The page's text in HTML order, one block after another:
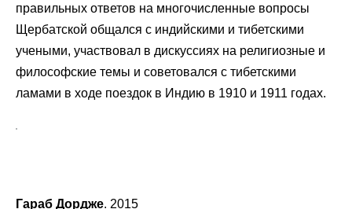
правильных ответов на многочисленные вопросы
Щербатской общался с индийскими и тибетскими
учеными, участвовал в дискуссиях на религиозные и
философские темы и советовался с тибетскими
ламами в ходе поездок в Индию в 1910 и 1911 годах.
Гараб Дордже. 2015